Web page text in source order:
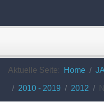
Aktuelle Seite: Home
2010 - 2019 2012